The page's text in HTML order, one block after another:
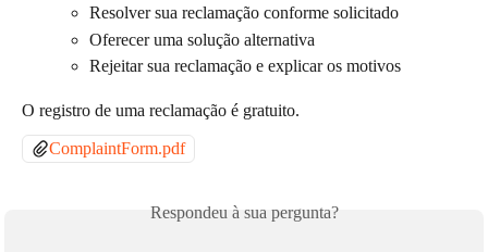
Resolver sua reclamação conforme solicitado
Oferecer uma solução alternativa
Rejeitar sua reclamação e explicar os motivos
O registro de uma reclamação é gratuito.
ComplaintForm.pdf
Respondeu à sua pergunta?